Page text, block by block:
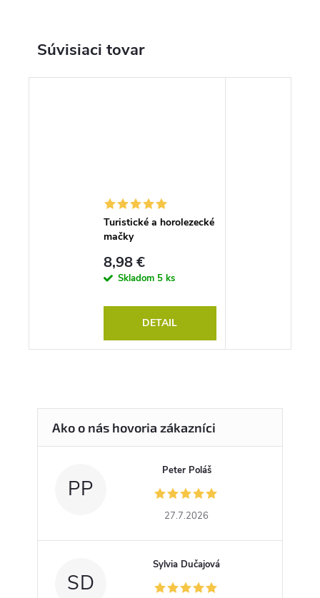
Súvisiaci tovar
Turistické a horolezecké
mačky
8,98 €
Skladom 5 ks
DETAIL
PP
Peter Poláš
27.7.2026
SD
Sylvia Dučajová